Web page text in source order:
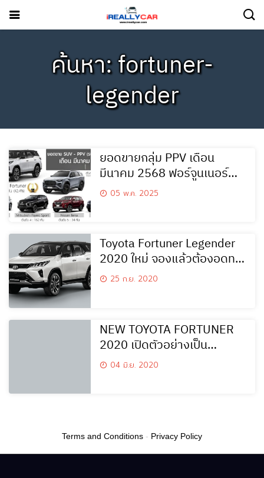
ค้นหา: fortuner-
legender
ยอดขายกลุ่ม PPV เดือน
มีนาคม 2568 ฟอร์จูนเนอร์
No.1
05 พ.ค. 2025
Toyota Fortuner Legender
2020 ใหม่ จองแล้วต้องอดทน
รอสำหรับแฟนพันธุ์แท้
25 ก.ย. 2020
NEW TOYOTA FORTUNER
2020 เปิดตัวอย่างเป็น
ทางการ
04 มิ.ย. 2020
Terms and Conditions - Privacy Policy